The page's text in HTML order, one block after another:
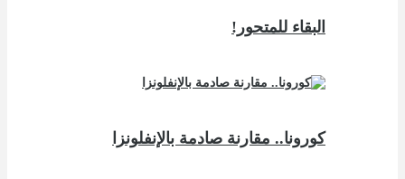
البقاء للمتحور!
كورونا.. مقارنة صادمة بالإنفلونزا